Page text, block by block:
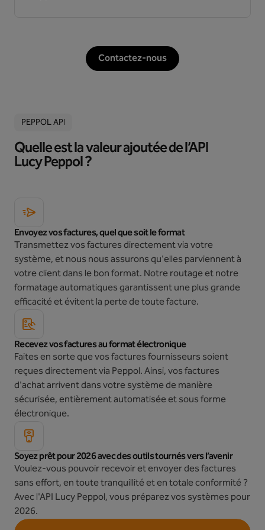
Contactez-nous
PEPPOL API
Quelle est la valeur ajoutée de l’API
Lucy Peppol ?
Envoyez vos factures, quel que soit le format
Transmettez vos factures directement via votre
système, et nous nous assurons qu'elles parviennent à
votre client dans le bon format. Notre routage et notre
formatage automatiques garantissent une plus grande
efficacité et évitent la perte de toute facture.
Recevez vos factures au format électronique
Faites en sorte que vos factures fournisseurs soient
reçues directement via Peppol. Ainsi, vos factures
d'achat arrivent dans votre système de manière
sécurisée, entièrement automatisée et sous forme
électronique.
Soyez prêt pour 2026 avec des outils tournés vers l’avenir
Voulez-vous pouvoir recevoir et envoyer des factures
sans effort, en toute tranquillité et en totale conformité ?
Avec l'API Lucy Peppol, vous préparez vos systèmes pour
2026.